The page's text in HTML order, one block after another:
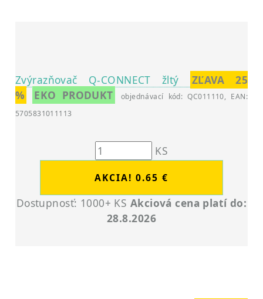
Zvýrazňovač Q-CONNECT žltý
ZĽAVA 25
%
EKO PRODUKT
objednávací kód: QC011110, EAN:
5705831011113
KS
Dostupnosť: 1000+ KS Akciová cena platí do:
28.8.2026